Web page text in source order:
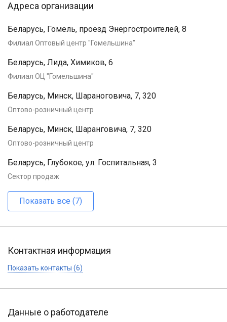
Адреса организации
Беларусь, Гомель, проезд Энергостроителей, 8
Филиал Оптовый центр "Гомельшина"
Беларусь, Лида, Химиков, 6
Филиал ОЦ "Гомельшина"
Беларусь, Минск, Шараноговича, 7, 320
Оптово-розничный центр
Беларусь, Минск, Шаранговича, 7, 320
Оптово-розничный центр
Беларусь, Глубокое, ул. Госпитальная, 3
Сектор продаж
Показать все (7)
Контактная информация
Показать контакты (6)
Данные о работодателе